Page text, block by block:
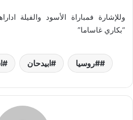
وللإشارة فمباراة الأسود والفيلة
“بكاري غاساما”
#روسيا ابيدحان